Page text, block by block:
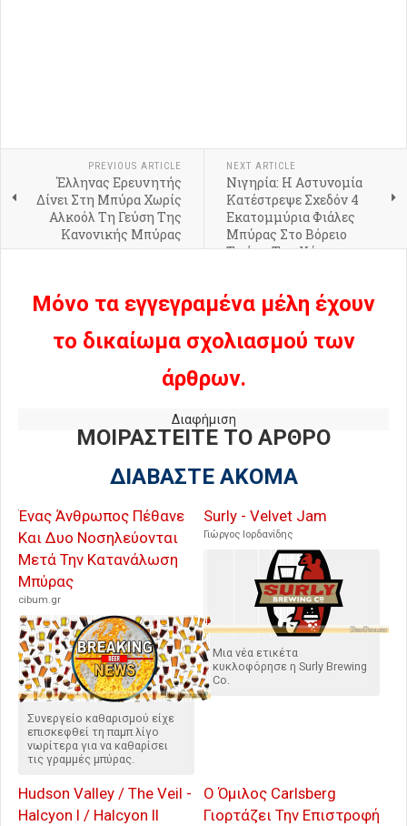
PREVIOUS ARTICLE
Έλληνας Ερευνητής
Δίνει Στη Μπύρα Χωρίς
Αλκοόλ Τη Γεύση Της
Κανονικής Μπύρας
NEXT ARTICLE
Νιγηρία: Η Αστυνομία
Κατέστρεψε Σχεδόν 4
Εκατομμύρια Φιάλες
Μπύρας Στο Βόρειο
Τμήμα Της Χώρας
Μόνο τα εγγεγραμένα μέλη έχουν
το δικαίωμα σχολιασμού των
άρθρων.
Διαφήμιση
ΜΟΙΡΑΣΤΕΙΤΕ ΤΟ ΑΡΘΡΟ
ΔΙΑΒΑΣΤΕ ΑΚΟΜΑ
Ένας Άνθρωπος Πέθανε
Και Δυο Νοσηλεύονται
Μετά Την Κατανάλωση
Μπύρας
cibum.gr
Συνεργείο καθαρισμού είχε
επισκεφθεί τη παμπ λίγο
νωρίτερα για να καθαρίσει
τις γραμμές μπύρας.
Surly - Velvet Jam
Γιώργος Ιορδανίδης
Μια νέα ετικέτα
κυκλοφόρησε η Surly Brewing
Co.
Hudson Valley / The Veil -
Halcyon I / Halcyon II
Ο Όμιλος Carlsberg
Γιορτάζει Την Επιστροφή